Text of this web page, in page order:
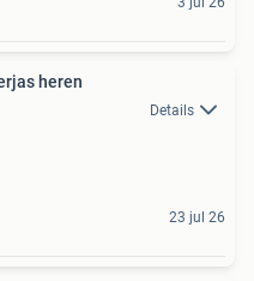
heren
Details
23 jul 26